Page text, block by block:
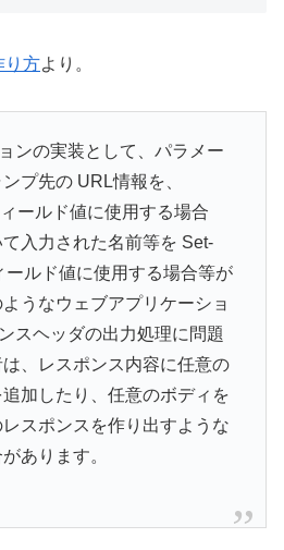
り方より。
ンの実装として、パラメー
プ先の URL情報を、
ールド値に使用する場合
入力された名前等を Set-
ルド値に使用する場合等が
うなウェブアプリケーショ
スヘッダの出力処理に問題
、レスポンス内容に任意の
加したり、任意のボディを
スポンスを作り出すような
あります。